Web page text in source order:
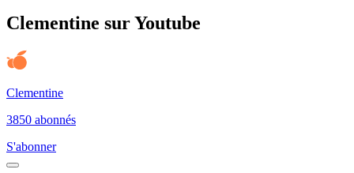
Clementine sur Youtube
Clementine
3850 abonnés
S'abonner